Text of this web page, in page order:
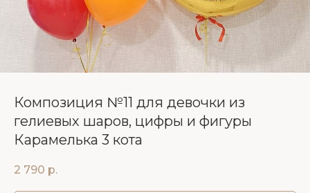
Композиция №11 для девочки из
гелиевых шаров, цифры и фигуры
Карамелька 3 кота
2 790 р.